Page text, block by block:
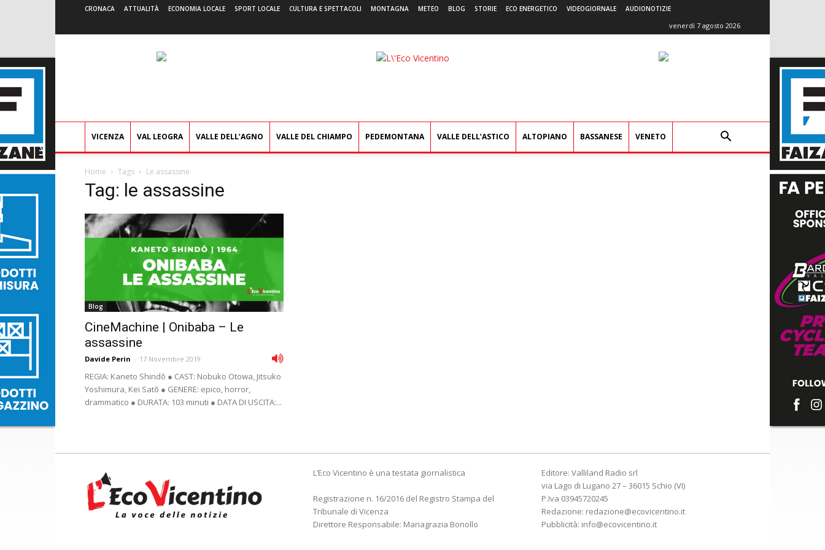
CRONACA ATTUALITÀ ECONOMIA LOCALE SPORT LOCALE CULTURA E SPETTACOLI MONTAGNA METEO BLOG STORIE ECO ENERGETICO VIDEOGIORNALE AUDIONOTIZIE
venerdì 7 agosto 2026
L'Eco
VICENZA VAL LEOGRA VALLE DELL’AGNO VALLE DEL CHIAMPO PEDEMONTANA VALLE DELL’ASTICO ALTOPIANO BASSANESE VENETO
Home Tags Le assassine
Tag: le assassine
Blog
CineMachine | Onibaba – Le
assassine
Davide Perin - 17 Novembre 2019
REGIA: Kaneto Shindō ● CAST: Nobuko Otowa, Jitsuko
Yoshimura, Kei Satō ● GENERE: epico, horror,
drammatico ● DURATA: 103 minuti ● DATA DI USCITA:...
L’Eco Vicentino è una testata giornalistica
Registrazione n. 16/2016 del Registro Stampa del
Tribunale di Vicenza
Direttore Responsabile: Mariagrazia Bonollo
Editore: Valliland Radio srl
via Lago di Lugano 27 – 36015 Schio (VI)
P.Iva 03945720245
Redazione: redazione@ecovicentino.it
Pubblicità: info@ecovicentino.it